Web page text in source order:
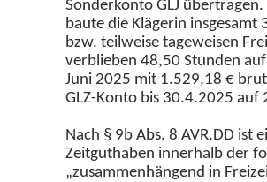
Sonderkonto GLJ
baute die Klägerin
bzw. teilweise tageweisen
verblieben 48,50 Stunden
Juni 2025 mit 1.529,18 €
GLZ-Konto bis 30.4.2025 auf
Nach § 9b Abs. 8 AVR.DD ist
Zeitguthaben innerhalb der
„zusammenhängend in